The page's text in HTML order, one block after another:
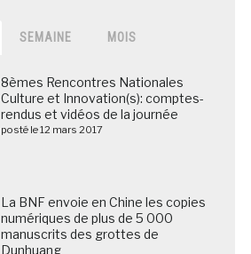
SEMAINE MOIS
8èmes Rencontres Nationales
Culture et Innovation(s): comptes-
rendus et vidéos de la journée
posté le 12 mars 2017
La BNF envoie en Chine les copies
numériques de plus de 5 000
manuscrits des grottes de
Dunhuang